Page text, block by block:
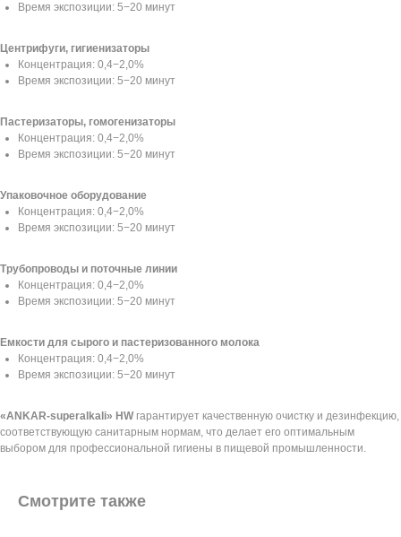
Время экспозиции: 5−20 минут
Центрифуги, гигиенизаторы
Концентрация: 0,4−2,0%
Время экспозиции: 5−20 минут
Пастеризаторы, гомогенизаторы
Концентрация: 0,4−2,0%
Время экспозиции: 5−20 минут
Упаковочное оборудование
Концентрация: 0,4−2,0%
Время экспозиции: 5−20 минут
Трубопроводы и поточные линии
Концентрация: 0,4−2,0%
Время экспозиции: 5−20 минут
Емкости для сырого и пастеризованного молока
Концентрация: 0,4−2,0%
Время экспозиции: 5−20 минут
«ANKAR-superalkali» HW гарантирует качественную очистку и дезинфекцию,
соответствующую санитарным нормам, что делает его оптимальным
выбором для профессиональной гигиены в пищевой промышленности.
Смотрите также